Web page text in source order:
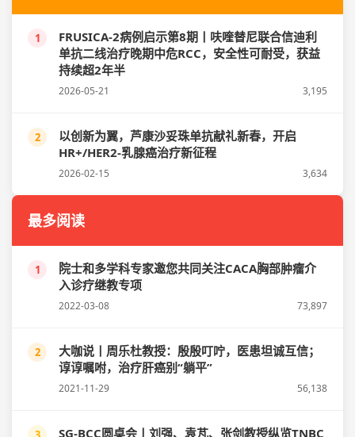
1
FRUSICA-2病例启示第8期丨呋喹替尼联合信迪利
单抗二线治疗晚期中危RCC，安全性可耐受，获益
持续超2年半
2026-05-21 3,195
2
以创新为翼，芦康沙妥珠单抗献礼新春，开启
HR+/HER2-乳腺癌治疗新征程
2026-02-15 3,634
最多阅读
1
院士和多学科专家邀您共同关注CACA胸部肿瘤介
入诊疗继教专项
2022-03-08 73,897
2
大咖说丨周乐杜教授：殷殷叮咛，医患坦诚互信；
谆谆嘱咐，治疗肝癌别“躺平”
2021-11-29 56,138
SG-BCC圆桌会丨刘强、袁芃、张剑教授纵览TNBC